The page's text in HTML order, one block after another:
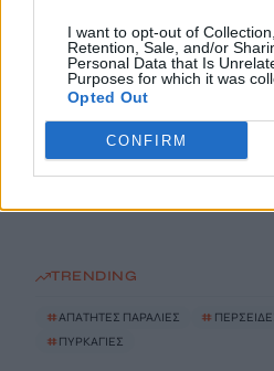
I want to opt-out of
Retention, Sale, and/or
Personal Data that Is
Purposes for which it was
Opted Out
CONFIRM
Επίδομα €391 από τον ΟΠΕΚΑ,
Η προϋπόθεση
8 Αυγούστου, 2026
Θεατρική αφήγηση «Έρευσεν
Κεφαλά
TRENDING
#ΑΠΑΤΗΤΕΣ ΠΑΡΑΛΙΕΣ #
# ΠΥΡΚΑΓΙΕΣ